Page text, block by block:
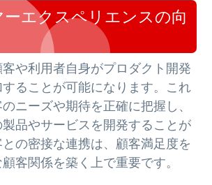
ーエクスペリエンスの向
や利用者自身がプロダクト開発
ることが可能になります。これ
ニーズや期待を正確に把握し、
品やサービスを開発することが
の密接な連携は、顧客満足度を
客関係を築く上で重要です。